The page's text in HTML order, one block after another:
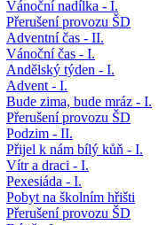
Vánoční nadílka - I.
Přerušení provozu ŠD
Adventní čas - II.
Vánoční čas - I.
Andělský týden - I.
Advent - I.
Bude zima, bude mráz - I.
Přerušení provozu ŠD
Podzim - II.
Přijel k nám bílý kůň - I.
Vítr a draci - I.
Pexesiáda - I.
Pobyt na školním hřišti
Přerušení provozu ŠD